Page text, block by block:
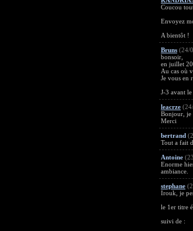
Coucou
Envoyez
A bientôt !
Bruns (24/
bonsoir,
en juillet
Au cas où
Je vous en
J-3 avant
leacrze
Bonjour, je
Merci
bertrand
Tout a fait
Antoine
Enorme
ambiance.
stephane
Irouk, je
le 1er titre
suivi de :